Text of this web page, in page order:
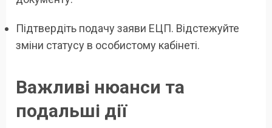
Підтвердіть подачу заяви ЕЦП. Відстежуйте
зміни статусу в особистому кабінеті.
Важливі нюанси та
подальші дії